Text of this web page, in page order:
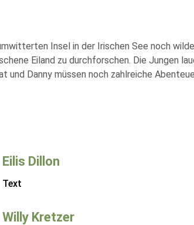
Insel in der Irischen See noch
Eiland zu durchforschen. Die Jungen
und Danny müssen noch zahlreiche
Eilis Dillon
Text
Willy Kretzer